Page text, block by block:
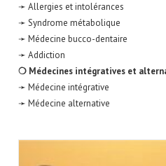
➛ Allergies et intolérances
➛ Syndrome métabolique
➛ Médecine bucco-dentaire
➛ Addiction
❍ Médecines intégratives et
➛ Médecine intégrative
➛ Médecine alternative